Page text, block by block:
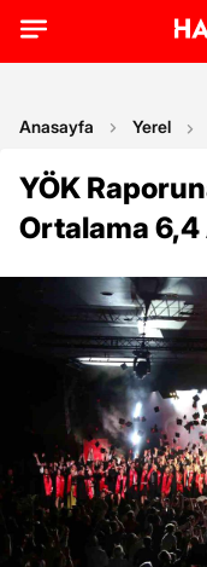
Anasayfa Yerel
YÖK
Ortalama 6,4